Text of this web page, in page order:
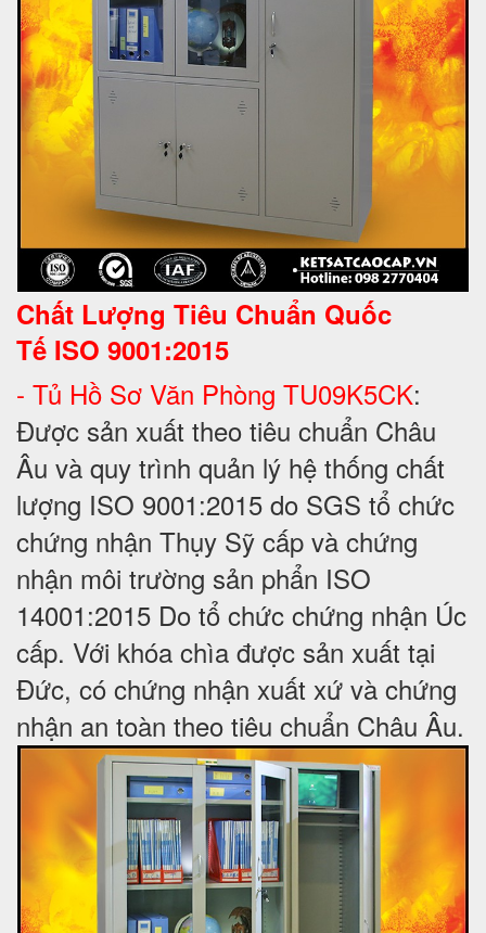
Chất Lượng Tiêu Chuẩn Quốc
Tế ISO 9001:2015
- Tủ Hồ Sơ Văn Phòng TU09K5CK:
Được sản xuất theo tiêu chuẩn Châu
Âu và quy trình quản lý hệ thống chất
lượng ISO 9001:2015 do SGS tổ chức
chứng nhận Thụy Sỹ cấp và chứng
nhận môi trường sản phẩn ISO
14001:2015 Do tổ chức chứng nhận Úc
cấp. Với khóa chìa được sản xuất tại
Đức, có chứng nhận xuất xứ và chứng
nhận an toàn theo tiêu chuẩn Châu Âu.